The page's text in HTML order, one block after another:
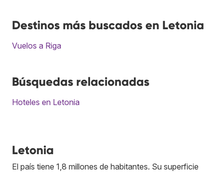
Destinos más buscados en Letonia
Vuelos a Riga
Búsquedas relacionadas
Hoteles en Letonia
Letonia
El país tiene 1,8 millones de habitantes. Su superficie